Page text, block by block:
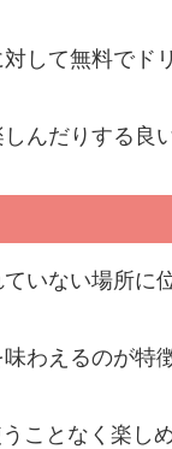
して無料でド
んだりする良
いない場所に
わえるのが特
ことなく楽しめ